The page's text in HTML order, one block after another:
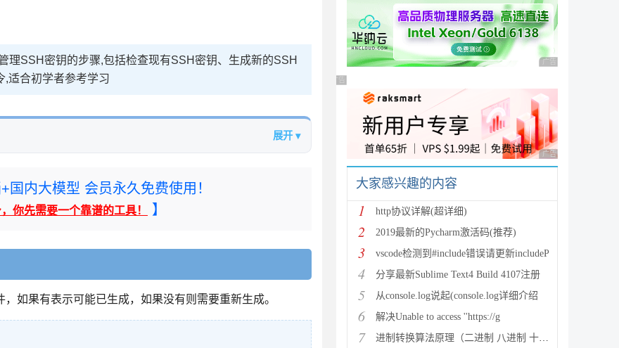
理SSH密钥的步骤,包括检查现有SSH密钥、生成新的SSH
,适合初学者参考学习
展开 ▾
国内大模型 会员永久免费使用！
你先需要一个靠谱的工具！ 】
，如果有表示可能已生成，如果没有则需要重新生成。
广告 商业广告，理性
广告 商业广告，理性选择
广告 商业广告，理性
大家感兴趣的内容
1 http协议详解(超详细)
2 2019最新的Pycharm激活码(推荐)
3 vscode检测到#include错误请更新includeP
4 分享最新Sublime Text4 Build 4107注册
5 从console.log说起(console.log详细介绍
6 解决Unable to access ''https://g
7 进制转换算法原理（二进制 八进制 十进制 十六进制）